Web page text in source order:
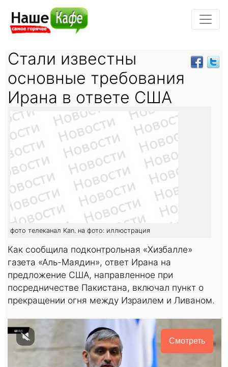
Стали известны
основные требования
Ирана в ответе США
фото телеканал Kan. на фото: иллюстрация
Как сообщила подконтрольная «Хизбалле»
газета «Аль-Маядин», ответ Ирана на
предложение США, направленное при
посредничестве Пакистана, включал пункт о
прекращении огня между Израилем и Ливаном.
Смотреть